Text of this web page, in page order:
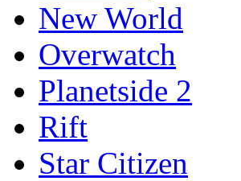
New World
Overwatch
Planetside 2
Rift
Star Citizen